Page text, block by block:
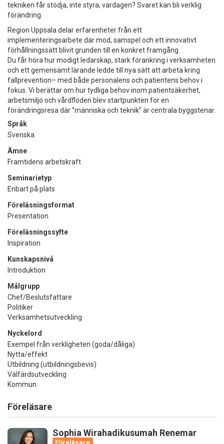
tekniken får stödja, inte styra, vardagen? Svaret kan bli verklig
förändring.
Region Uppsala delar erfarenheter från ett
implementeringsarbete där mod, samspel och ett innovativt
förhållningssätt blivit grunden till en konkret framgång.
Du får höra hur modigt ledarskap, stark förankring i verksamheten
och ett gemensamt lärande ledde till nya sätt att arbeta kring
fallprevention– med både personalens och patientens behov i
fokus. Vi berättar om hur tydliga behov inom patientsäkerhet,
arbetsmiljö och vårdflöden blev startpunkten för en
förändringsresa där ”människa och teknik” är centrala byggstenar.
Språk
Svenska
Ämne
Framtidens arbetskraft
Seminarietyp
Enbart på plats
Föreläsningsformat
Presentation
Föreläsningssyfte
Inspiration
Kunskapsnivå
Introduktion
Målgrupp
Chef/Beslutsfattare
Politiker
Verksamhetsutveckling
Nyckelord
Exempel från verkligheten (goda/dåliga)
Nytta/effekt
Utbildning (utbildningsbevis)
Välfärdsutveckling
Kommun
Föreläsare
Sophia Wirahadikusumah Renemar
Föreläsare